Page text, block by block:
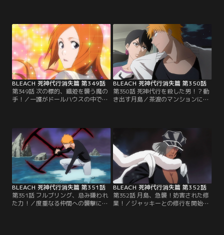
られた茶渡は一日待つ、という。一
護は、自分が死神の力を再び手にす
ることで、これまでの戦いのように
仲間や友人たちを危険な目に合わす
のではないかと悩んでいたのだ。
【提供：バンダイチャンネル】
グ「ドールハウス」を使い、「ブタ
肉さん」と戦うことだった。だが、
まだ何の力も持たない一護はブタ肉
さんから逃げることしかできない。
しかもブタ肉さんはギリコの能力に
よって…。【提供：バンダイチャン
ネル】
BLEACH 死神代行消失篇 第349話
第349話 次の標的、織姫を襲う魔の
手！／一護がドールハウスの中で修
いた。織姫に死んでくれ、という獅
子河原に、意味を理解できずに首を
ひねる織姫。獅子河原もまた、その
可愛さに戦意喪失気味になってい
た。だが、獅子河原が「石田雨竜を
襲った」と宣言したことで…。【提
供：バンダイチャンネル】
BLEACH 死神代行消失篇 第350話
第350話 死神代行を殺した男！？動
き出す月島／茶渡のマンションに残
月島と対峙した織姫は、月島の隙を
狙おうと必死で様子を伺っていた。
だが、月島は飄々とした態度を崩さ
ず、ついには去っていこうとする。
なんとか足止めしようと攻撃をしか
けた織姫に…。【提供：バンダイチ
ャンネル】
BLEACH 死神代行消失篇 第351話
第351話 フルブリング、忌み嫌われ
た力！／度重なる仲間への襲撃に焦
BLEACH 死神代行消失篇 第352話
第352話 月島、急襲！妨害された修
業！／ジャッキーとの修行を開始す